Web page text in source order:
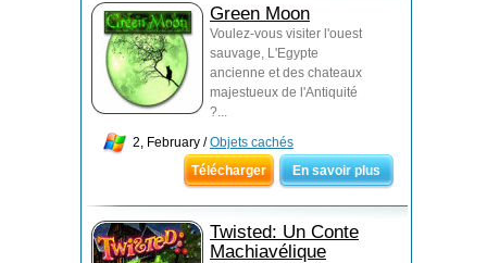
Green Moon
Voulez-vous visiter l'ouest
sauvage, L'Egypte
ancienne et des chateaux
majestueux de l'Antiquité
?...
2, February /Objets cachés
Télécharger
En savoir plus
Twisted: Un Conte
Machiavélique